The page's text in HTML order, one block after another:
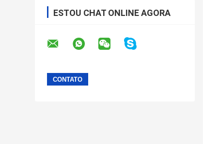
ESTOU CHAT ONLINE AGORA